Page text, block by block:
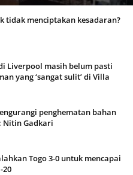
tidak menciptakan kesadaran?
Liverpool masih belum pasti
yang ‘sangat sulit’ di Villa
penghematan bahan
Nitin Gadkari
Togo 3-0 untuk mencapai
20